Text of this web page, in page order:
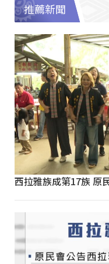
推薦新聞
西拉雅族成第17族 原